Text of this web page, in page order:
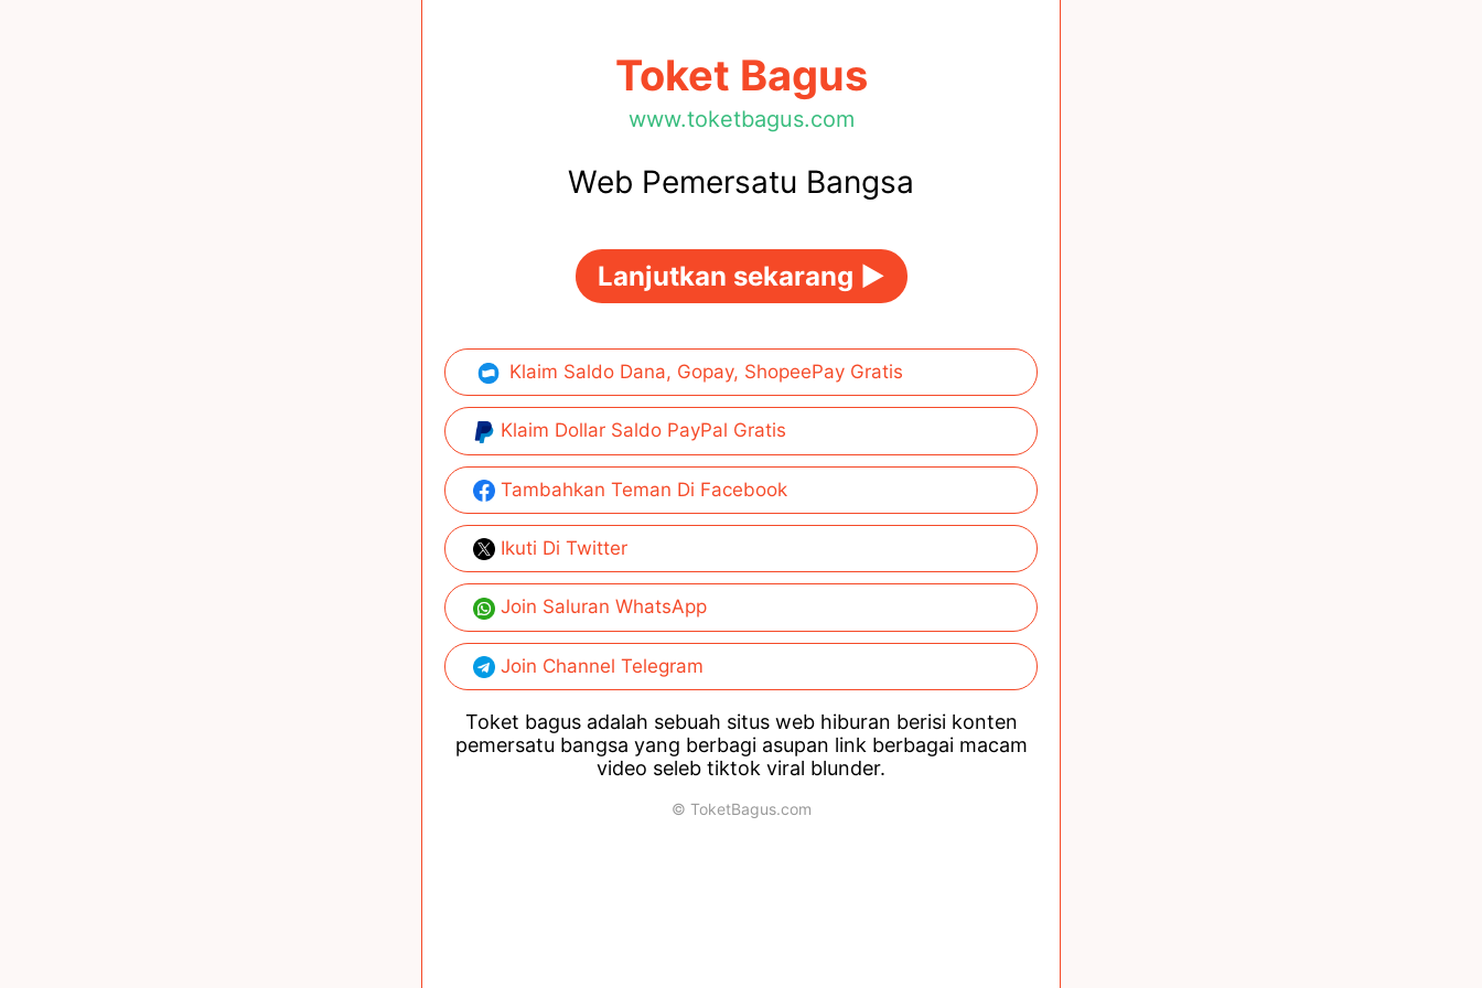
Toket Bagus
www.toketbagus.com
Web Pemersatu Bangsa
Lanjutkan sekarang ►
Klaim Saldo Dana, Gopay, ShopeePay Gratis
Klaim Dollar Saldo PayPal Gratis
Tambahkan Teman Di Facebook
Ikuti Di Twitter
Join Saluran WhatsApp
Join Channel Telegram
Toket bagus adalah sebuah situs web hiburan berisi konten
pemersatu bangsa yang berbagi asupan link berbagai macam
video seleb tiktok viral blunder.
© ToketBagus.com